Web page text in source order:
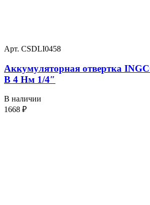
Арт. CSDLI0458
Аккумуляторная отвертка
В 4 Нм 1/4″
В наличии
1668 ₽